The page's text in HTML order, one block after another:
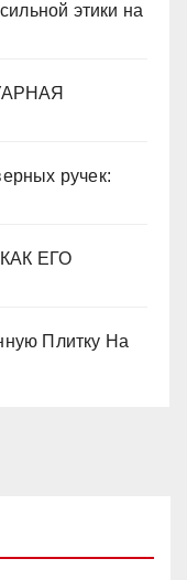
этики на
ручек:
ЕГО
Плитку На